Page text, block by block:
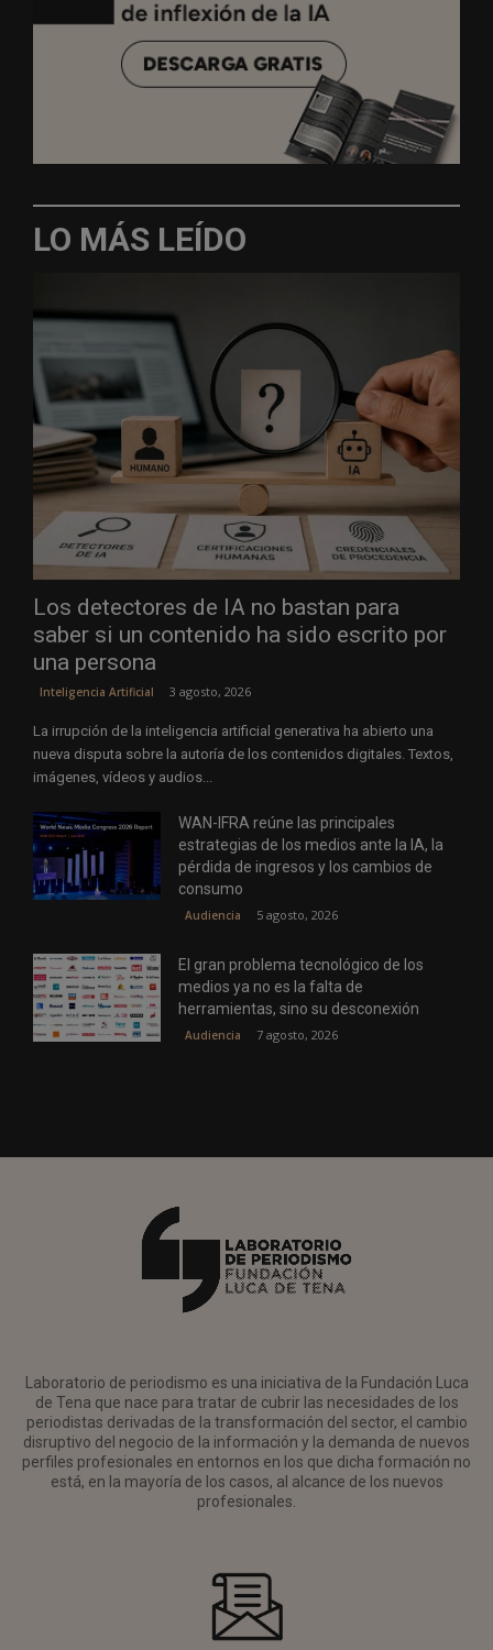
LO MÁS LEÍDO
Los detectores de IA no bastan para
saber si un contenido ha sido escrito por
una persona
Inteligencia Artificial 3 agosto, 2026
La irrupción de la inteligencia artificial generativa ha abierto una
nueva disputa sobre la autoría de los contenidos digitales. Textos,
imágenes, vídeos y audios...
WAN-IFRA reúne las principales
estrategias de los medios ante la IA, la
pérdida de ingresos y los cambios de
consumo
Audiencia 5 agosto, 2026
El gran problema tecnológico de los
medios ya no es la falta de
herramientas, sino su desconexión
Audiencia 7 agosto, 2026
Laboratorio de periodismo es una iniciativa de la Fundación Luca
de Tena que nace para tratar de cubrir las necesidades de los
periodistas derivadas de la transformación del sector, el cambio
disruptivo del negocio de la información y la demanda de nuevos
perfiles profesionales en entornos en los que dicha formación no
está, en la mayoría de los casos, al alcance de los nuevos
profesionales.